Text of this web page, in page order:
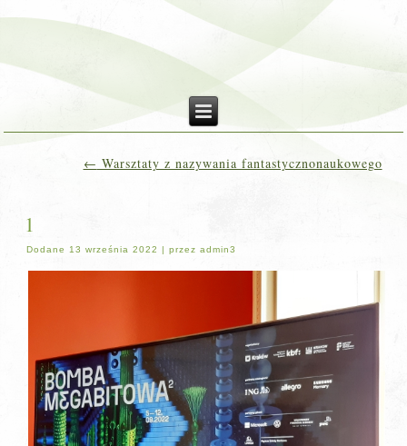
← Warsztaty z nazywania fantastycznonaukowego
1
Dodane 13 września 2022 |przez admin3